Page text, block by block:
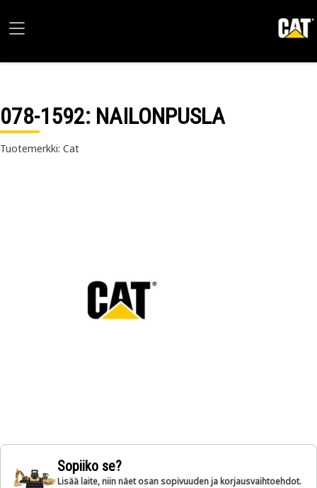
078-1592: NAILONPUSLA
Tuotemerkki: Cat
Sopiiko se?
Lisää laite, niin näet osan sopivuuden ja korjausvaihtoehdot.